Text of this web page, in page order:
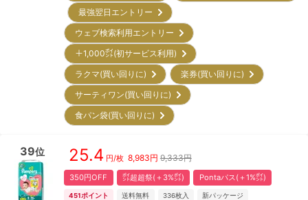
最強翌日エントリー
ウェブ検索利用エントリー
＋1,000㌽(初サービス利用)
ラクマ(買い回りに)
楽券(買い回りに)
サーティワン(買い回りに)
食パン袋(買い回りに)
39位 25.4 円/枚 8,983円 9,333円
350円OFF ㌽超超祭(＋3%㌽) Pontaパス(＋1%㌽)
451ポイント 送料無料 336枚入 新パッケージ